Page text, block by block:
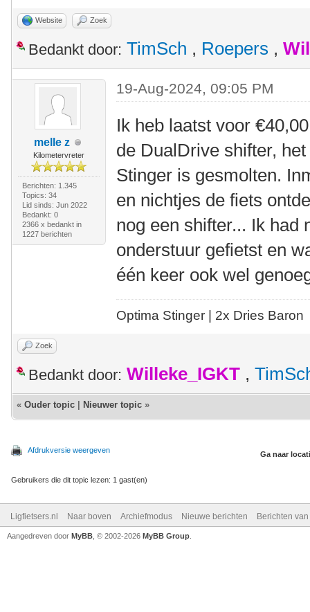
Website Zoek
Bedankt door: TimSch , Roepers ,
melle z
Kilometervreter
Berichten: 1.345
Topics: 34
Lid sinds: Jun 2022
Bedankt: 0
2366 x bedankt in
1227 berichten
19-Aug-2024, 09:05 PM
Ik heb laatst voor
de DualDrive shifter,
Stinger is gesmolten.
en nichtjes de fiets
nog een shifter... Ik had
onderstuur gefietst en
één keer ook wel
Optima Stinger | 2x Dries Baron
Zoek
Bedankt door: Willeke_IGKT ,
« Ouder topic Nieuwer topic »
Afdrukversie weergeven Ga naar
Gebruikers die dit topic lezen: 1 gast(en)
Ligfietsers.nl Naar boven Archiefmodus Nieuwe berichten Berichten
Aangedreven door MyBB , © 2002-2026 MyBB Group